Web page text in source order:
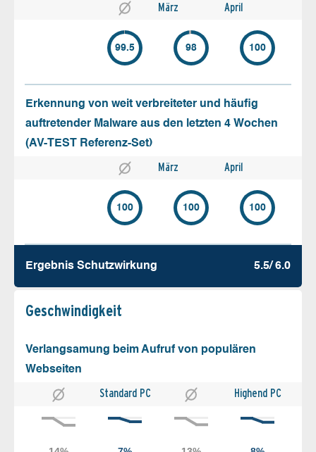
März April
99.5 98 100
Erkennung von weit verbreiteter und häufig
auftretender Malware aus den letzten 4 Wochen
(AV-TEST Referenz-Set)
März April
100 100 100
Ergebnis Schutz­wirkung 5.5/ 6.0
Geschw­indigkeit
Verlangsamung beim Aufruf von populären
Webseiten
Standard PC Highend PC